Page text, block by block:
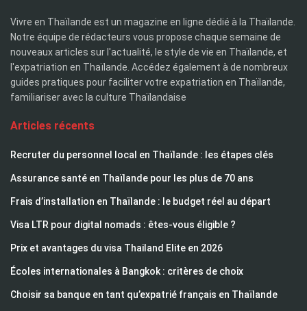
Vivre en Thaïlande est un magazine en ligne dédié à la Thaïlande.
Notre équipe de rédacteurs vous propose chaque semaine de
nouveaux articles sur l'actualité, le style de vie en Thaïlande, et
l'expatriation en Thaïlande. Accédez également à de nombreux
guides pratiques pour faciliter votre expatriation en Thaïlande,
familiariser avec la culture Thaïlandaise
Articles récents
Recruter du personnel local en Thaïlande : les étapes clés
Assurance santé en Thaïlande pour les plus de 70 ans
Frais d’installation en Thaïlande : le budget réel au départ
Visa LTR pour digital nomads : êtes-vous éligible ?
Prix et avantages du visa Thailand Elite en 2026
Écoles internationales à Bangkok : critères de choix
Choisir sa banque en tant qu’expatrié français en Thaïlande